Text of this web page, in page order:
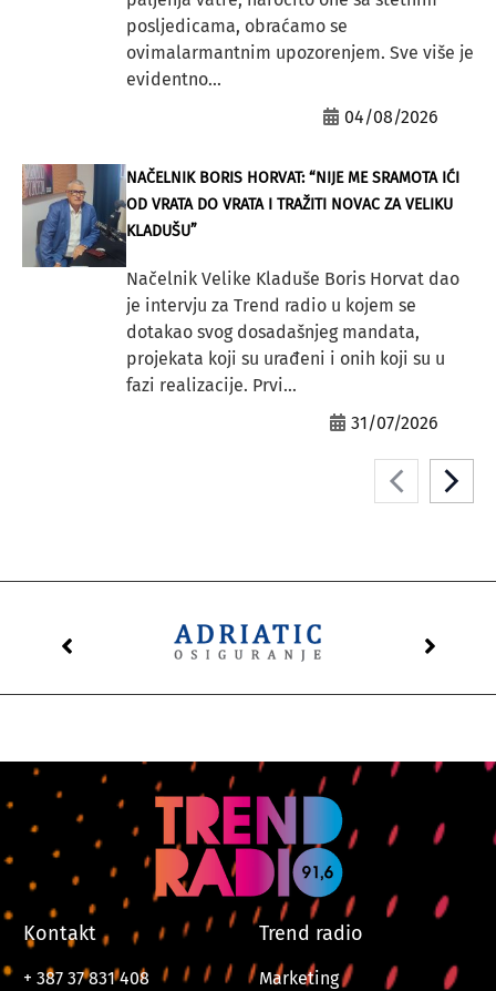
posljedicama, obraćamo se
ovimalarmantnim upozorenjem. Sve više je
evidentno...
04/08/2026
NAČELNIK BORIS HORVAT: “NIJE ME SRAMOTA IĆI
OD VRATA DO VRATA I TRAŽITI NOVAC ZA VELIKU
KLADUŠU”
Načelnik Velike Kladuše Boris Horvat dao
je intervju za Trend radio u kojem se
dotakao svog dosadašnjeg mandata,
projekata koji su urađeni i onih koji su u
fazi realizacije. Prvi...
31/07/2026
Kontakt
+ 387 37 831 408
Trend radio
Marketing